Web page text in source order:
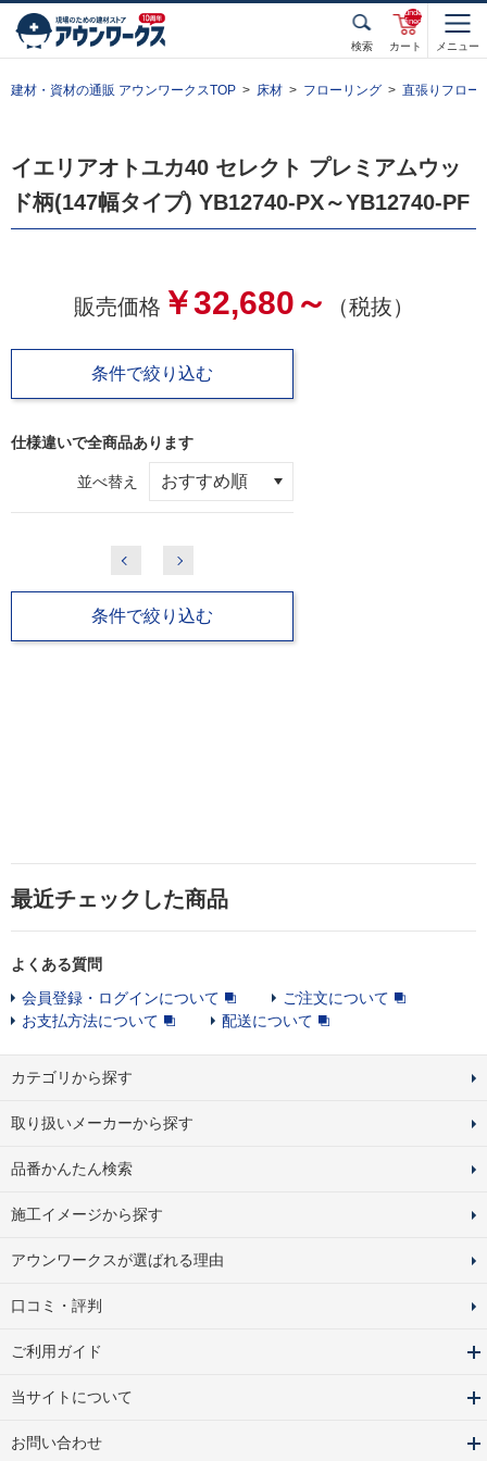
検索 カート
unde
fined
メニュー
建材・資材の通販 アウンワークスTOP 床材 フローリング 直張りフロー
イエリアオトユカ40 セレクト プレミアムウッ
ド柄(147幅タイプ) YB12740-PX～YB12740-PF
販売価格 ￥32,680～ （税抜）
条件で絞り込む
仕様違いで全商品あります
並べ替え
条件で絞り込む
最近チェックした商品
よくある質問
会員登録・ログインについて
ご注文について
お支払方法について
配送について
カテゴリから探す
取り扱いメーカーから探す
品番かんたん検索
施工イメージから探す
アウンワークスが選ばれる理由
口コミ・評判
ご利用ガイド
当サイトについて
お問い合わせ